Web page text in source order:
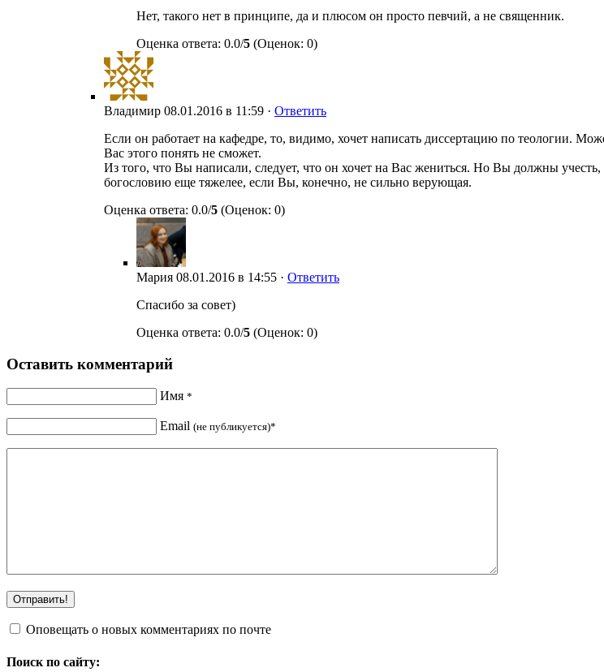
Нет, такого нет в принципе, да и плюсом он просто певчий, а не священник.
Оценка ответа: 0.0/5 (Оценок: 0)
Владимир 08.01.2016 в 11:59 · Ответить
Если он работает на кафедре, то, видимо, хочет написать диссертацию по теологии.
Вас этого понять не сможет.
Из того, что Вы написали, следует, что он хочет на Вас жениться. Но Вы должны
богословию еще тяжелее, если Вы, конечно, не сильно верующая.
Оценка ответа: 0.0/5 (Оценок: 0)
Мария 08.01.2016 в 14:55 · Ответить
Спасибо за совет)
Оценка ответа: 0.0/5 (Оценок: 0)
Оставить комментарий
Имя *
Email (не публикуется)*
Оповещать о новых комментариях по почте
Поиск по сайту: